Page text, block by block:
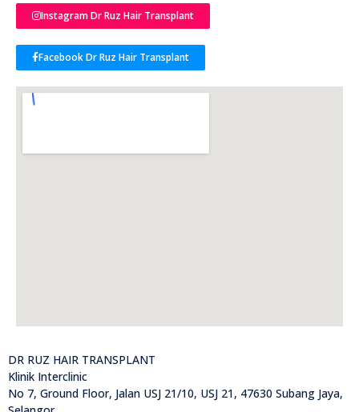
Instagram Dr Ruz Hair Transplant
Facebook Dr Ruz Hair Transplant
DR RUZ HAIR TRANSPLANT
Klinik Interclinic
No 7, Ground Floor, Jalan USJ 21/10, USJ 21, 47630 Subang Jaya,